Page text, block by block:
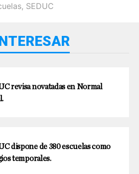
, SEDUC
revisa novatadas en Normal
dispone de 380 escuelas como
temporales.